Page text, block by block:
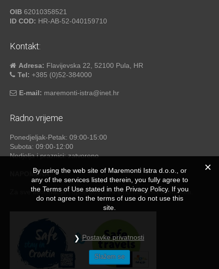
OIB 62010358521
ID COD: HR-AB-52-040159710
Kontakt:
Adresa: Flavijevska 22, 52100 Pula, HR
Tel: +385 (0)52-384000
E-mail: maremonti-istra@inet.hr
Radno vrijeme
Ponedjeljak-Petak: 09:00-15:00
Subota: 09:00-12:00
Nedjelja i praznici: zatvoreno
NAPOMENA
Za sve informacije i upite dostupni smo mailom i telefonom.
By using the web site of Maremonti Istra d.o.o., or
any of the services listed therein, you fully agree to
the Terms of Use stated in the Privacy Policy. If you
do not agree to the terms of use do not use this
site.
Postavke privatnosti
Slažem se